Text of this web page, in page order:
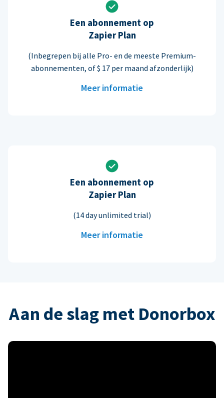
Een abonnement op
Zapier Plan
(Inbegrepen bij alle Pro- en de meeste Premium-
abonnementen, of $ 17 per maand afzonderlijk)
Meer informatie
Een abonnement op
Zapier Plan
(14 day unlimited trial)
Meer informatie
Aan de slag met Donorbox